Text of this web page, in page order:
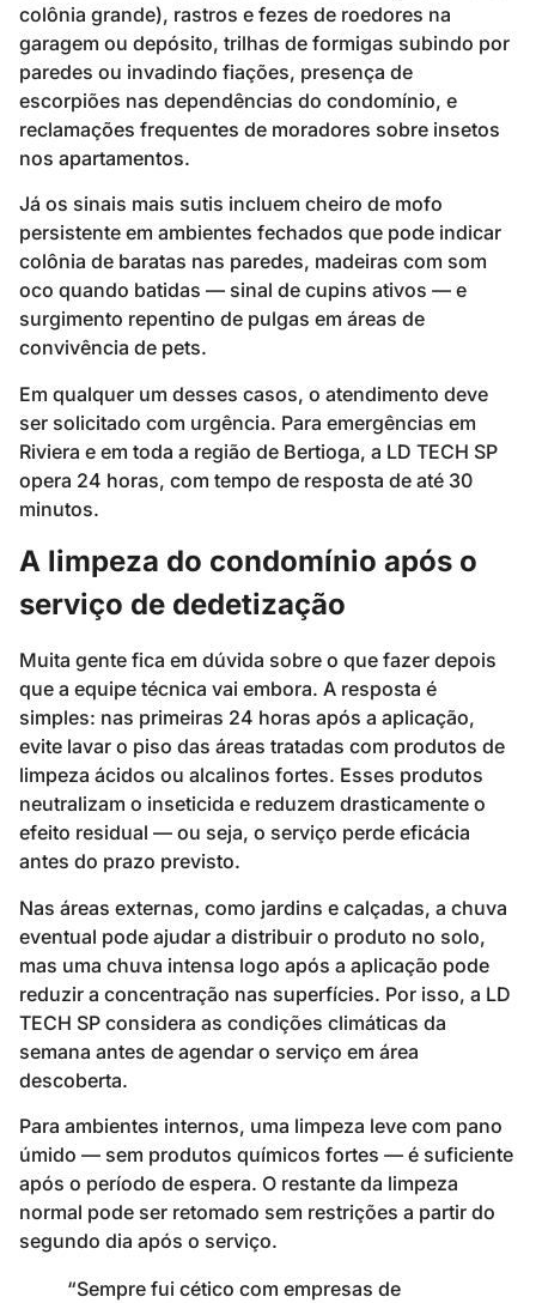
colônia grande), rastros e fezes de roedores na
garagem ou depósito, trilhas de formigas subindo por
paredes ou invadindo fiações, presença de
escorpiões nas dependências do condomínio, e
reclamações frequentes de moradores sobre insetos
nos apartamentos.
Já os sinais mais sutis incluem cheiro de mofo
persistente em ambientes fechados que pode indicar
colônia de baratas nas paredes, madeiras com som
oco quando batidas — sinal de cupins ativos — e
surgimento repentino de pulgas em áreas de
convivência de pets.
Em qualquer um desses casos, o atendimento deve
ser solicitado com urgência. Para emergências em
Riviera e em toda a região de Bertioga, a LD TECH SP
opera 24 horas, com tempo de resposta de até 30
minutos.
A limpeza do condomínio após o
serviço de dedetização
Muita gente fica em dúvida sobre o que fazer depois
que a equipe técnica vai embora. A resposta é
simples: nas primeiras 24 horas após a aplicação,
evite lavar o piso das áreas tratadas com produtos de
limpeza ácidos ou alcalinos fortes. Esses produtos
neutralizam o inseticida e reduzem drasticamente o
efeito residual — ou seja, o serviço perde eficácia
antes do prazo previsto.
Nas áreas externas, como jardins e calçadas, a chuva
eventual pode ajudar a distribuir o produto no solo,
mas uma chuva intensa logo após a aplicação pode
reduzir a concentração nas superfícies. Por isso, a LD
TECH SP considera as condições climáticas da
semana antes de agendar o serviço em área
descoberta.
Para ambientes internos, uma limpeza leve com pano
úmido — sem produtos químicos fortes — é suficiente
após o período de espera. O restante da limpeza
normal pode ser retomado sem restrições a partir do
segundo dia após o serviço.
“Sempre fui cético com empresas de